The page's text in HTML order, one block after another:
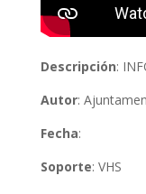
Descripción:
Autor:
Fecha:
Soporte: VHS